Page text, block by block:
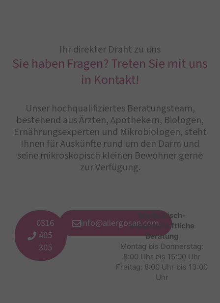
Ihr direkter Draht zu uns
Sie haben Fragen? Treten Sie mit uns
in Kontakt!
Unser hochqualifiziertes Beratungsteam,
bestehend aus Ärzten, Apothekern, Biologen,
Ernährungsexperten und Mikrobiologen, steht
Ihnen für Auskünfte rund um den Darm und
seine mikroskopisch kleinen Bewohner gerne
zur Verfügung.
0316
405
305
info@allergosan.com
Medizinisch-
wissenschaftliche
Beratung
Montag bis Donnerstag:
8:00 Uhr bis 15:00 Uhr
Freitag: 8:00 Uhr bis 13:00
Uhr